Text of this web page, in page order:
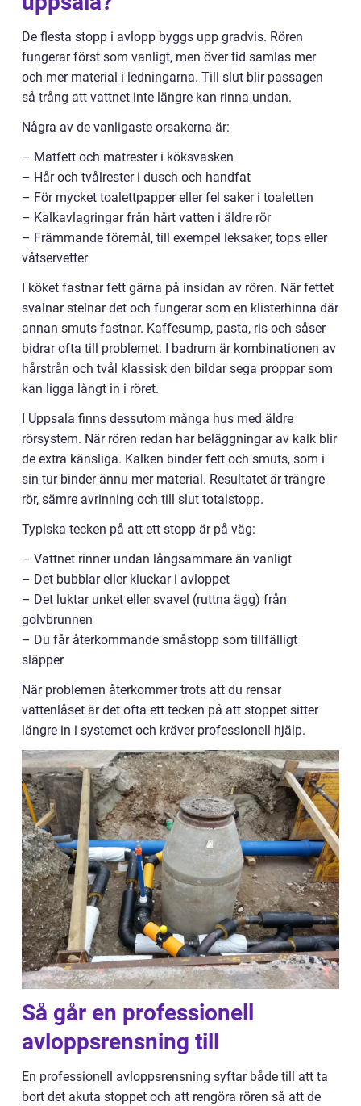
De flesta stopp i avlopp byggs upp gradvis. Rören
fungerar först som vanligt, men över tid samlas mer
och mer material i ledningarna. Till slut blir passagen
så trång att vattnet inte längre kan rinna undan.
Några av de vanligaste orsakerna är:
– Matfett och matrester i köksvasken
– Hår och tvålrester i dusch och handfat
– För mycket toalettpapper eller fel saker i toaletten
– Kalkavlagringar från hårt vatten i äldre rör
– Främmande föremål, till exempel leksaker, tops eller
våtservetter
I köket fastnar fett gärna på insidan av rören. När fettet
svalnar stelnar det och fungerar som en klisterhinna där
annan smuts fastnar. Kaffesump, pasta, ris och såser
bidrar ofta till problemet. I badrum är kombinationen av
hårstrån och tvål klassisk den bildar sega proppar som
kan ligga långt in i röret.
I Uppsala finns dessutom många hus med äldre
rörsystem. När rören redan har beläggningar av kalk blir
de extra känsliga. Kalken binder fett och smuts, som i
sin tur binder ännu mer material. Resultatet är trängre
rör, sämre avrinning och till slut totalstopp.
Typiska tecken på att ett stopp är på väg:
– Vattnet rinner undan långsammare än vanligt
– Det bubblar eller kluckar i avloppet
– Det luktar unket eller svavel (ruttna ägg) från
golvbrunnen
– Du får återkommande småstopp som tillfälligt
släpper
När problemen återkommer trots att du rensar
vattenlåset är det ofta ett tecken på att stoppet sitter
längre in i systemet och kräver professionell hjälp.
Så går en professionell
avloppsrensning till
En professionell avloppsrensning syftar både till att ta
bort det akuta stoppet och att rengöra rören så att de